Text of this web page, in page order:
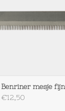
Benriner mesje fijn
€12,50